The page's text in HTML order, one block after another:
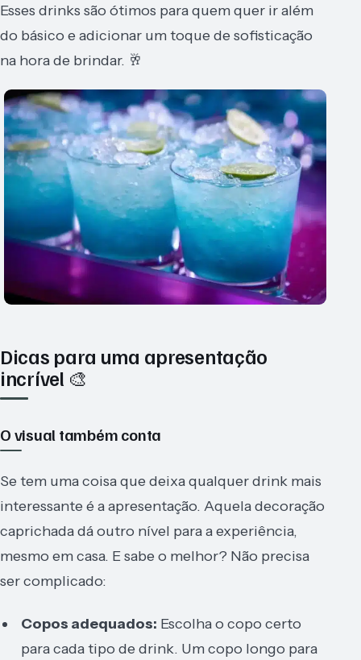
Esses drinks são ótimos para quem quer ir além
do básico e adicionar um toque de sofisticação
na hora de brindar. 🥂
Dicas para uma apresentação
incrível 🎨
O visual também conta
Se tem uma coisa que deixa qualquer drink mais
interessante é a apresentação. Aquela decoração
caprichada dá outro nível para a experiência,
mesmo em casa. E sabe o melhor? Não precisa
ser complicado:
Copos adequados: Escolha o copo certo
para cada tipo de drink. Um copo longo para